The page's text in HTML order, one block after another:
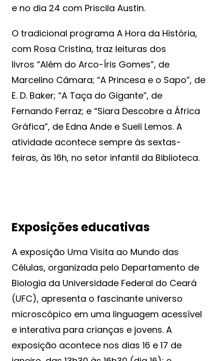
e no dia 24 com Priscila Austin.
O tradicional programa A Hora da História,
com Rosa Cristina, traz leituras dos
livros “Além do Arco-Íris Gomes”, de
Marcelino Câmara; “A Princesa e o Sapo”, de
E. D. Baker; “A Taça do Gigante”, de
Fernando Ferraz; e “Siara Descobre a África
Gráfica”, de Edna Ande e Sueli Lemos. A
atividade acontece sempre às sextas-
feiras, às 16h, no setor infantil da Biblioteca.
Exposições educativas
A exposição Uma Visita ao Mundo das
Células, organizada pelo Departamento de
Biologia da Universidade Federal do Ceará
(UFC), apresenta o fascinante universo
microscópico em uma linguagem acessível
e interativa para crianças e jovens. A
exposição acontece nos dias 16 e 17 de